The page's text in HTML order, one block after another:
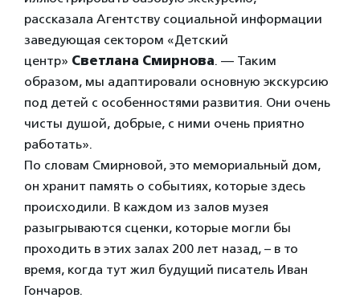
рассказала Агентству социальной информации
заведующая сектором «Детский
центр» Светлана Смирнова. — Таким
образом, мы адаптировали основную экскурсию
под детей с особенностями развития. Они очень
чисты душой, добрые, с ними очень приятно
работать».
По словам Смирновой, это мемориальный дом,
он хранит память о событиях, которые здесь
происходили. В каждом из залов музея
разыгрываются сценки, которые могли бы
проходить в этих залах 200 лет назад, – в то
время, когда тут жил будущий писатель Иван
Гончаров.